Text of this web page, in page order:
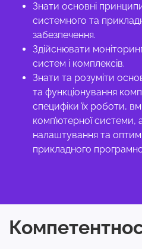
Знати основні
системного та
забезпечення.
Здійснювати
систем і комплексів.
Знати та розуміти
та функціонування
специфіки їх роботи,
комп’ютерної системи,
налаштування та
прикладного